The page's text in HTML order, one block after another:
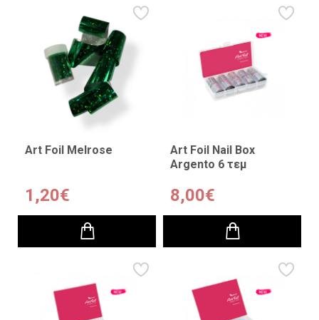
Art Foil Melrose
1,20€
Art Foil Nail Box
Argento 6 τεμ
8,00€